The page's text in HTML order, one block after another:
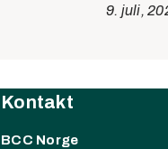
9. juli,
Kontakt
BCC Norge